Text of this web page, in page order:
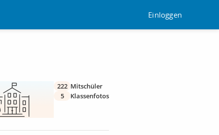
Einloggen
222 Mitschüler
5
Klassenfotos